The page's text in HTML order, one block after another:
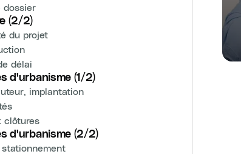
dossier
(2/2)
du projet
délai
d'urbanisme (1/2)
implantation
clôtures
d'urbanisme (2/2)